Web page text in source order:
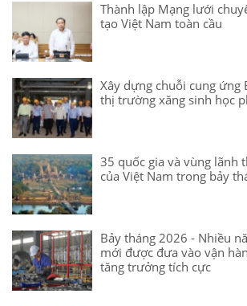
Thành lập Mạng lưới
tạo Việt Nam toàn cầu
Xây dựng chuỗi cung ứng
thị trường xăng sinh học
35 quốc gia và vùng lãnh
của Việt Nam trong bảy
Bảy tháng 2026 - Nhiều
mới được đưa vào vận
tăng trưởng tích cực